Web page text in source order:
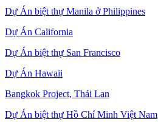
Dự Án biệt thự Manila ở Philippines
Dự Án California
Dự Án biệt thự San Francisco
Dự Án Hawaii
Bangkok Project, Thái Lan
Dự Án biệt thự Hồ Chí Minh Việt Nam